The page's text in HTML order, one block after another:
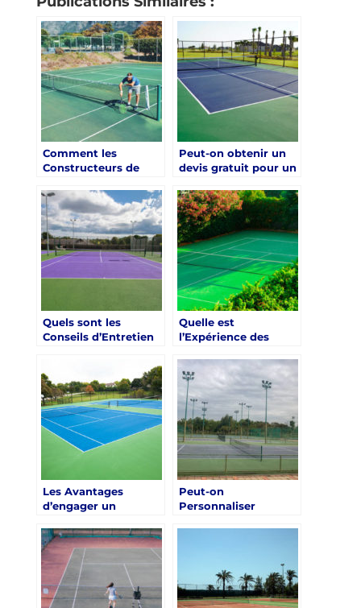
Comment les
Constructeurs de
Nice Intègrent-ils les
Nouvelles
Technologies ?
Peut-on obtenir un
devis gratuit pour un
la part d’un
constructeur à Nice ?
Quels sont les
Conseils d’Entretien
Terrain de Tennis à
Nice ?
Quelle est
l’Expérience des
Terrain de Tennis à
Nice avec les Cours
Privés ?
Les Avantages
d’engager un
Nice pour un Terrain
de Tennis
Peut-on
Personnaliser